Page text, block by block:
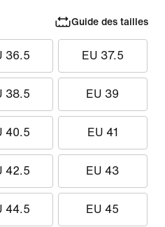
Guide des tailles
36.5 EU 37.5
38.5 EU 39
40.5 EU 41
42.5 EU 43
44.5 EU 45